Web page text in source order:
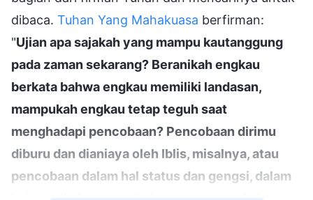
dibaca. Tuhan Yang Mahakuasa berfirman:
"Ujian apa sajakah yang mampu kautanggung
pada zaman sekarang? Beranikah engkau
berkata bahwa engkau memiliki landasan,
mampukah engkau tetap teguh saat
menghadapi pencobaan? Pencobaan dirimu
diburu dan dianiaya oleh Iblis, misalnya, atau
pencobaan dalam hal status dan gengsi, dalam